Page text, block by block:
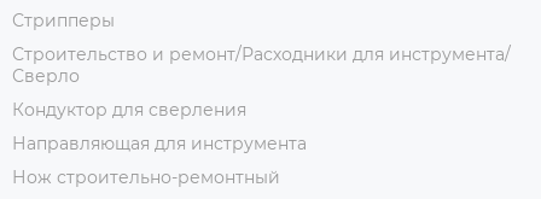
Стрипперы
Строительство и ремонт/Расходники для инструмента/
Сверло
Кондуктор для сверления
Направляющая для инструмента
Нож строительно-ремонтный